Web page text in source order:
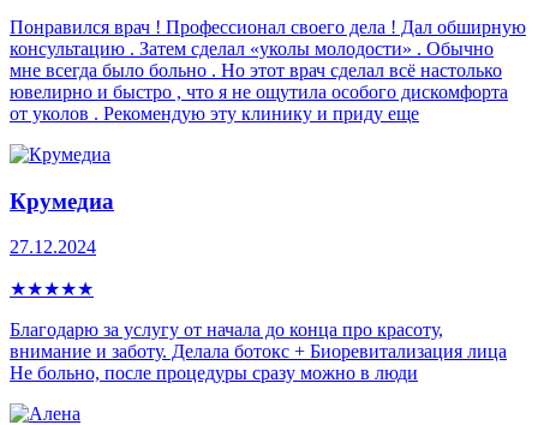
Понравился врач ! Профессионал своего дела ! Дал обширную
консультацию . Затем сделал «уколы молодости» . Обычно
мне всегда было больно . Но этот врач сделал всё настолько
ювелирно и быстро , что я не ощутила особого дискомфорта
от уколов . Рекомендую эту клинику и приду еще
Крумедиа
27.12.2024
★★★★★
Благодарю за услугу от начала до конца про красоту,
внимание и заботу. Делала ботокс + Биоревитализация лица
Не больно, после процедуры сразу можно в люди